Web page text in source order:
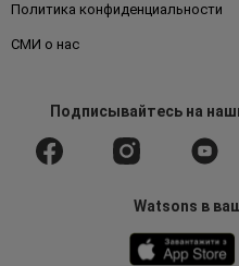
Политика конфиденциальности
СМИ о нас
Подписывайтесьна
Watsons в